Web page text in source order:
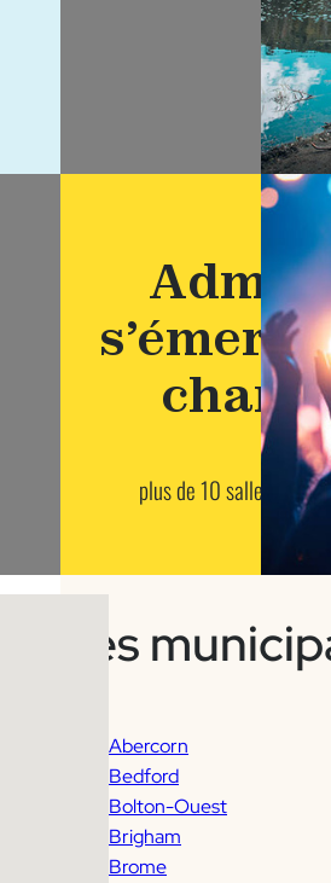
plus de 10 salles de
Les
Abercorn
Bedford
Bolton-Ouest
Brigham
Brome